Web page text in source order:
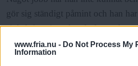
www.fria.nu - Do Not Process My
Information
gör sig ständigt påmint och han
sjukskriva sig redan de första